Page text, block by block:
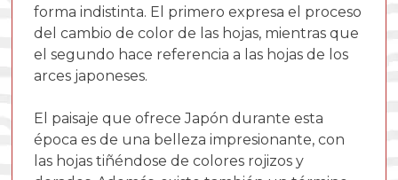
forma indistinta. El primero expresa el proceso
del cambio de color de las hojas, mientras que
el segundo hace referencia a las hojas de los
arces japoneses.
El paisaje que ofrece Japón durante esta
época es de una belleza impresionante, con
las hojas tiñéndose de colores rojizos y